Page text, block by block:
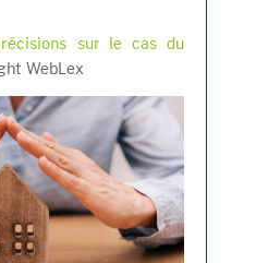
sur le cas du
WebLex